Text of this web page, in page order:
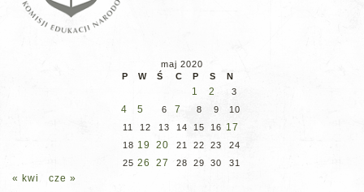
maj 2020
P
W Ś C P S N
1 2 3
4 5 6 7 8 9
10
11
12 13 14 15 16 17
18 19 20 21 22 23
24
25 26 27 28 29 30 31
« kwi cze »